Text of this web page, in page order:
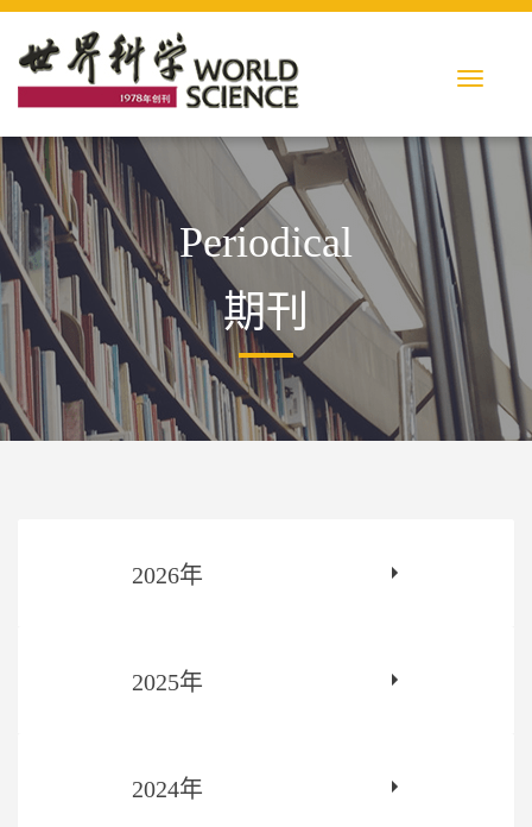
Periodical
期刊
2026年
2025年
2024年